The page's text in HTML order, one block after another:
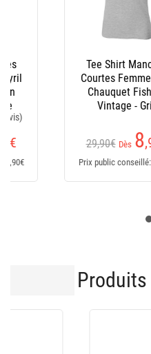
Combinaison Westin
W4 Flotation Suit Noir
229 €
Prix public conseillé: